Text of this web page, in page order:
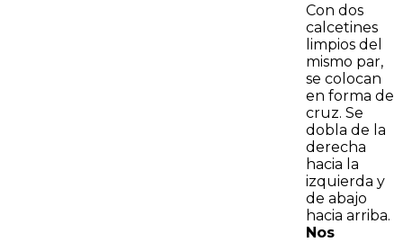
Con dos
calcetines
limpios del
mismo par,
se colocan
en forma de
cruz. Se
dobla de la
derecha
hacia la
izquierda y
de abajo
hacia arriba.
Nos